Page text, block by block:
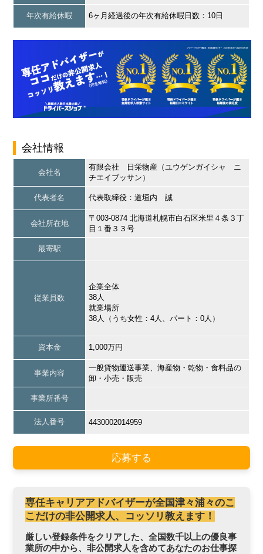
年次有給休暇 6ヶ月経過後の年次有給休暇日数：10日
会社情報
会社名
有限会社 日栄物産（ユウゲンガイシャ ニ
チエイブッサン）
代表者名 代表取締役：道垣内 誠
会社所在地
〒003-0874 北海道札幌市白石区米里４条３丁
目１番３３号
最寄駅
従業員数
企業全体
38人
就業場所
38人（うち女性：4人、パート：0人）
資本金 1,000万円
事業内容
一般貨物運送事業、海産物・乾物・食料品の
卸・小売・販売
事業所番号
法人番号 4430002014959
応募する
専任キャリアアドバイザーが全国津々浦々のこ
こだけの非公開求人、コッソリ教えます！
厳しい登録条件をクリアした、全国数千以上の優良事
業所の中から、非公開求人を含めてあなたのお仕事探